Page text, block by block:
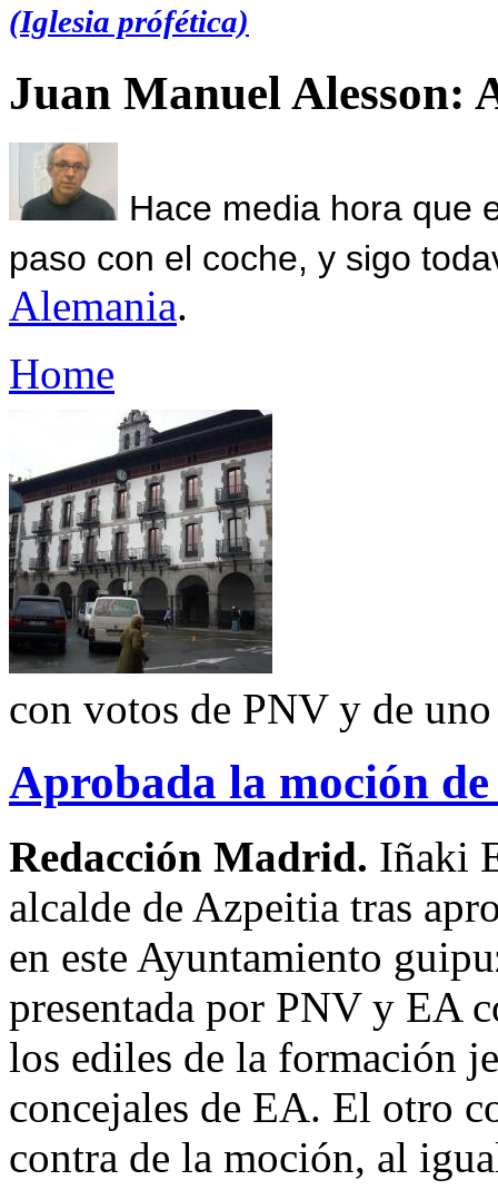
(Iglesia prófética)
Juan Manuel Alesson:
Hace media hora que
paso con el coche, y sigo
Alemania.
Home
con votos de PNV y de
Aprobada la moción
Redacción Madrid. Iñaki
alcalde de Azpeitia tras
en este Ayuntamiento
presentada por PNV y EA
los ediles de la formación
concejales de EA. El otro
contra de la moción, al